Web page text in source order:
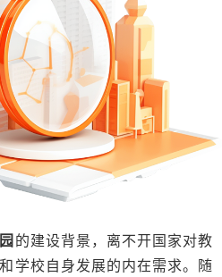
的建设背景，离不开国家对教
学校自身发展的内在需求。随